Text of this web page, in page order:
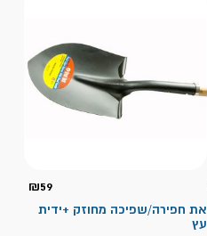
₪59
את חפירה/שפיכה מחוזק +ידית
עץ